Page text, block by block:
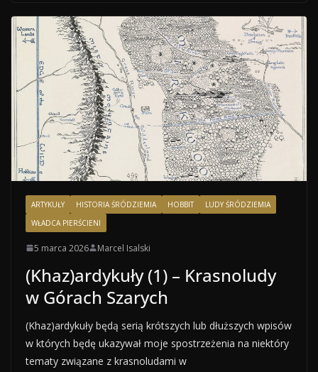
ARTYKUŁY HISTORIA ŚRÓDZIEMIA HOBBIT
LUDY ŚRÓDZIEMIA
WŁADCA PIERŚCIENI
5 marca 2026 Marcel Isalski
(Khaz)ardykuły (1) – Krasnoludy
w Górach Szarych
(Khaz)ardykuły będą serią krótszych lub dłuższych wpisów
w których będę ukazywał moje spostrzeżenia na niektóry
tematy związane z krasnoludami w